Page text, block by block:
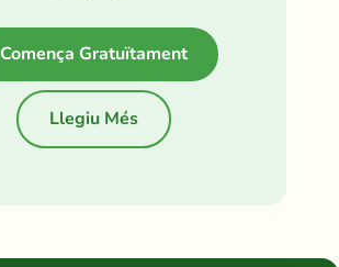
Comença Gratuïtament
Llegiu Més